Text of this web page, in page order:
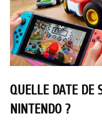
QUELLE DATE DE
NINTENDO ?